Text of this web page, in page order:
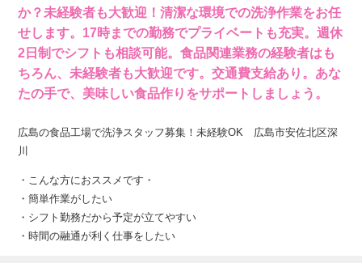
か？未経験者も大歓迎！清潔な環境での洗浄作業をお任
せします。17時までの勤務でプライベートも充実。週休
2日制でシフトも相談可能。食品関連業務の経験者はも
ちろん、未経験者も大歓迎です。交通費支給あり。あな
たの手で、美味しい食品作りをサポートしましょう。
広島の食品工場で洗浄スタッフ募集！未経験OK 広島市安佐北区深
川
・こんな方におススメです・
・簡単作業がしたい
・シフト勤務だから予定が立てやすい
・時間の融通が利く仕事をしたい